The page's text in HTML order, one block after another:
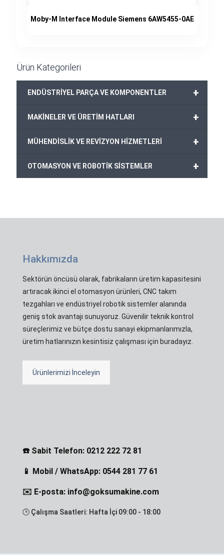
Moby-M Interface Module Siemens 6AW5455-0AE
Ürün Kategorileri
+
ENDÜSTRİYEL PARÇA VE KOMPONENTLER
+
MAKİNELER VE ÜRETİM HATLARI
+
MÜHENDİSLİK VE REVİZYON HİZMETLERİ
+
OTOMASYON VE ROBOTİK SİSTEMLER
Hakkımızda
Sektörün öncüsü olarak, fabrikaların üretim kapasitesini
artıracak ikinci el otomasyon ürünleri, CNC takım
tezgahları ve endüstriyel robotik sistemler alanında
geniş stok avantajı sunuyoruz. Güvenilir teknik kontrol
süreçlerimiz ve bütçe dostu sanayi ekipmanlarımızla,
üretim hatlarınızın kesintisiz çalışması için buradayız.
Ürünlerimizi İnceleyin
☎️ Sabit Telefon: 0212 222 72 81
📱 Mobil / WhatsApp: 0544 281 77 61
✉️ E-posta: info@goksumakine.com
🕒 Çalışma Saatleri: Hafta İçi 09:00 - 18:00